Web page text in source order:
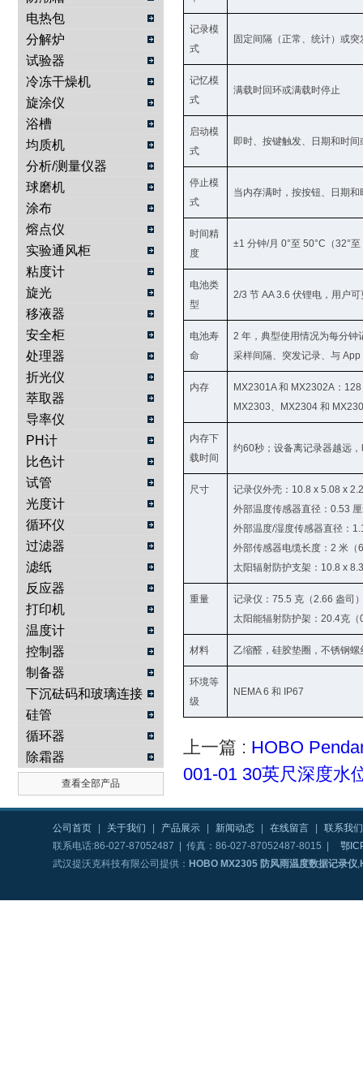
电热包
分解炉
试验器
冷冻干燥机
旋涂仪
浴槽
均质机
分析/测量仪器
球磨机
涂布
熔点仪
实验通风柜
粘度计
旋光
移液器
安全柜
处理器
折光仪
萃取器
导率仪
PH计
比色计
试管
光度计
循环仪
过滤器
滤纸
反应器
打印机
温度计
控制器
制备器
下沉砝码和玻璃连接
物
硅管
循环器
除霜器
查看全部产品
记录模
式
固定间隔（正常、统计）或突
记忆模
式
满载时回环或满载时停止
启动模
式
即时、按键触发、日期和时间
停止模
式
当内存满时，按按钮、日期
时间精
度
±1 分钟/月 0°至 50°C（32°至
电池类
型
2/3 节 AA 3.6 伏锂电，用户可
电池寿
命
2 年，典型使用情况为每分钟
采样间隔、突发记录、与
内存
MX2301A 和 MX2302A：
MX2303、MX2304 和
内存下
载时间
约60秒；设备离记录器越远
尺寸
记录仪外壳：10.8 x 5.08 x
外部温度传感器直径：0.53
外部温度/湿度传感器直径：
外部传感器电缆长度：2 米（
太阳辐射防护支架：10.8 x
重量
记录仪：75.5 克（2.66 盎司
太阳能辐射防护架：20.4克（
材料 乙缩醛，硅胶垫圈，不锈钢螺
环境等
级
NEMA 6 和 IP67
上一篇 : HOBO
001-01 30英尺深度水
公司首页 关于我们 产品展示 新闻动态 在线留言
联系我们
联系电话:86-027-87052487 | 传真：86-027-87052487-8015 |
鄂
武汉提沃克科技有限公司提供： HOBO MX2305 防风雨温度数据记录仪,